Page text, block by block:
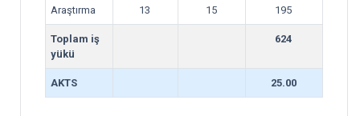
Araştırma 13 15 195
Toplam iş
yükü
624
AKTS 25.00